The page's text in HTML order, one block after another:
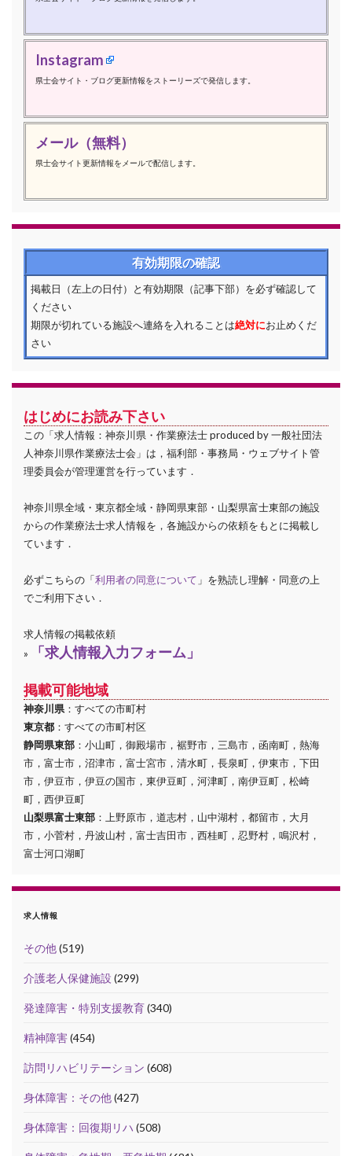
Instagram
県士会サイト・ブログ更新情報をストーリーズで発信します。
メール（無料）
県士会サイト更新情報をメールで配信します。
有効期限の確認
掲載日（左上の日付）と有効期限（記事下部）を必ず確認して
ください
期限が切れている施設へ連絡を入れることは絶対にお止めくだ
さい
はじめにお読み下さい
この「求人情報：神奈川県・作業療法士 produced by 一般社団法
人神奈川県作業療法士会」は，福利部・事務局・ウェブサイト管
理委員会が管理運営を行っています．
神奈川県全域・東京都全域・静岡県東部・山梨県富士東部の施設
からの作業療法士求人情報を，各施設からの依頼をもとに掲載し
ています．
必ずこちらの「利用者の同意について 」を熟読し理解・同意の上
でご利用下さい．
求人情報の掲載依頼
»
「求人情報入力フォーム」
掲載可能地域
神奈川県 ：すべての市町村
東京都 ：すべての市町村区
静岡県東部 ：小山町，御殿場市，裾野市，三島市，函南町，熱海
市，富士市，沼津市，富士宮市，清水町，長泉町，伊東市，下田
市，伊豆市，伊豆の国市，東伊豆町，河津町，南伊豆町，松崎
町，西伊豆町
山梨県富士東部 ：上野原市，道志村，山中湖村，都留市，大月
市，小菅村，丹波山村，富士吉田市，西桂町，忍野村，鳴沢村，
富士河口湖町
求人情報
その他(519)
介護老人保健施設 (299)
発達障害・特別支援教育(340)
精神障害(454)
訪問リハビリテーション (608)
身体障害：その他(427)
身体障害：回復期リハ (508)